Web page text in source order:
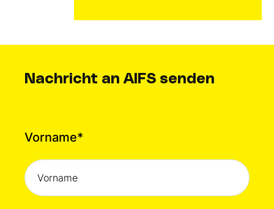
Nachricht an AIFS senden
Vorname*